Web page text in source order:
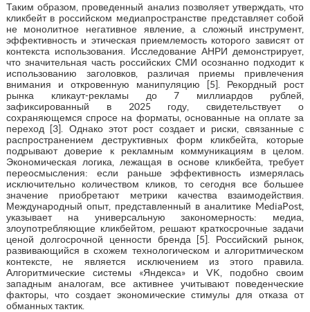
Таким образом, проведенный анализ позволяет утверждать, что
кликбейт в российском медиапространстве представляет собой
не монолитное негативное явление, а сложный инструмент,
эффективность и этическая приемлемость которого зависят от
контекста использования. Исследование АНРИ демонстрирует,
что значительная часть российских СМИ осознанно подходит к
использованию заголовков, различая приемы привлечения
внимания и откровенную манипуляцию [5]. Рекордный рост
рынка кликаут-рекламы до 7 миллиардов рублей,
зафиксированный в 2025 году, свидетельствует о
сохраняющемся спросе на форматы, основанные на оплате за
переход [3]. Однако этот рост создает и риски, связанные с
распространением деструктивных форм кликбейта, которые
подрывают доверие к рекламным коммуникациям в целом.
Экономическая логика, лежащая в основе кликбейта, требует
переосмысления: если раньше эффективность измерялась
исключительно количеством кликов, то сегодня все большее
значение приобретают метрики качества взаимодействия.
Международный опыт, представленный в аналитике MediaPost,
указывает на универсальную закономерность: медиа,
злоупотребляющие кликбейтом, решают краткосрочные задачи
ценой долгосрочной ценности бренда [5]. Российский рынок,
развивающийся в схожем технологическом и алгоритмическом
контексте, не является исключением из этого правила.
Алгоритмические системы «Яндекса» и VK, подобно своим
западным аналогам, все активнее учитывают поведенческие
факторы, что создает экономические стимулы для отказа от
обманных тактик.